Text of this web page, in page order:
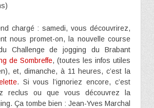
chargé : samedi, vous découvrirez,
nous promet-on, la nouvelle course
Challenge de jogging du Brabant
de Sombreffe, (toutes les infos utiles
et, dimanche, à 11 heures, c’est la
. Si vous l’ignoriez encore, c’est
reclus ou que vous découvrez la
Ça tombe bien : Jean-Yves Marchal